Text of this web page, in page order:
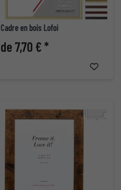
Cadre en bois Lofoi
de 7,70 € *